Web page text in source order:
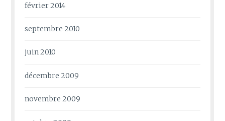
février 2014
septembre 2010
juin 2010
décembre 2009
novembre 2009